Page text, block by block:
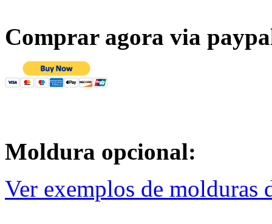
Comprar agora via
Moldura opcional:
Ver exemplos de molduras